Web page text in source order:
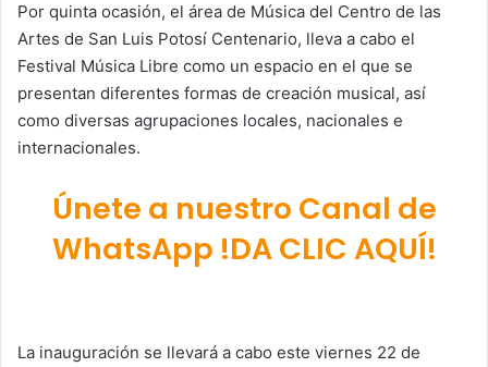
Por quinta ocasión, el área de Música del Centro de las
Artes de San Luis Potosí Centenario, lleva a cabo el
Festival Música Libre como un espacio en el que se
presentan diferentes formas de creación musical, así
como diversas agrupaciones locales, nacionales e
internacionales.
Únete a nuestro Canal de
WhatsApp !DA CLIC AQUÍ!
La inauguración se llevará a cabo este viernes 22 de